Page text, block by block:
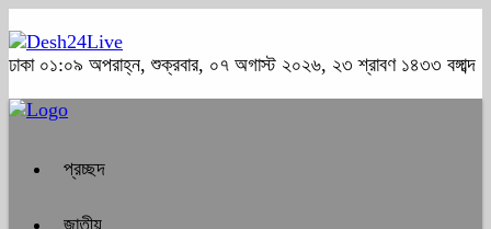
ঢাকা ০১:০৯ অপরাহ্ন, শুক্রবার, ০৭ অগাস্ট ২০২৬, ২৩ শ্রাবণ ১৪৩৩ বঙ্গাব্দ
প্রচ্ছদ
জাতীয়